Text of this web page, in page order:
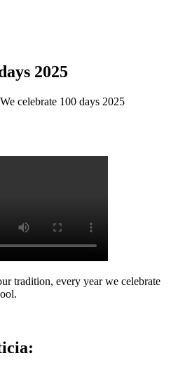
2025
We celebrate 100 days 2025
tradition, every year we celebrate